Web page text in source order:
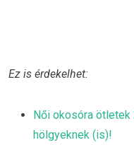
Ez is érdekelhet:
Női okosóra
hölgyeknek (is)!